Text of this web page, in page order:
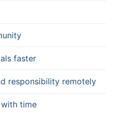
faster
responsibility remotely
time